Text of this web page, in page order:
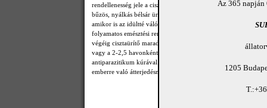
Az 365 napján
1205
rendellenesség jele a ciszta felvétele utáni harmadik naptól az
bűzös, nyálkás bélsár ürülése. A hasmenés súlyossága idővel
amikor is az idültté váló betegség következtében a fejlődésben
folyamatos emésztési rendellenességgel küzdő eb idült
végéig cisztaürítő maradhat. A kórokozó a bélsármintából a
vagy a 2-2,5 havonkénti rutinszerű bélsárvizsgálat alkalmával
antiparazitikum kúrával az eb szervezetéből eliminálható.
emberre való átterjedésnek is.